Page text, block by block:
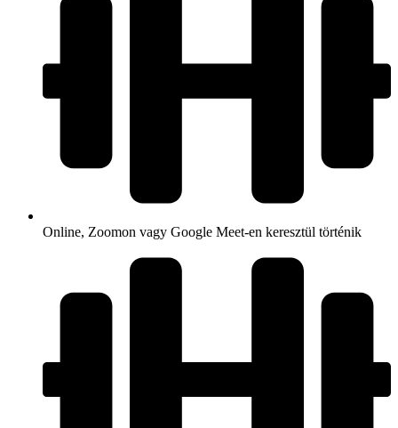
Online, Zoomon vagy Google Meet-en keresztül történik